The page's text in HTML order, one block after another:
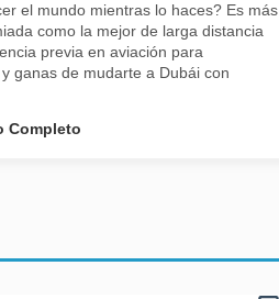
el mundo mientras lo haces? Es más
como la mejor de larga distancia
previa en aviación para
ganas de mudarte a Dubái con
Completo